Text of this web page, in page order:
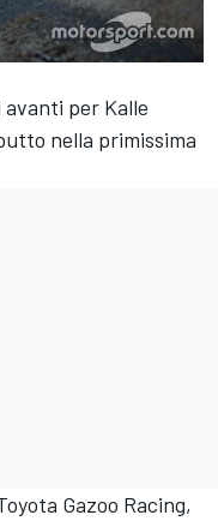
per Kalle
nella primissima
Gazoo Racing,